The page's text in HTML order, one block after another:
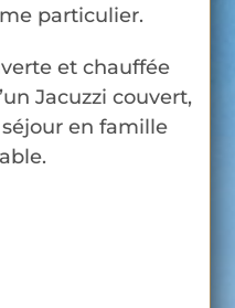
particulier.
et chauffée
Jacuzzi couvert,
en famille